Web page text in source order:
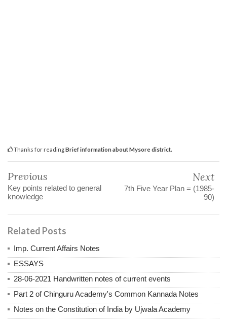
Thanks for readingBrief information about Mysore district.
Previous
Key points related to general
knowledge
Next
7th Five Year Plan = (1985-
90)
Related Posts
Imp. Current Affairs Notes
ESSAYS
28-06-2021 Handwritten notes of current events
Part 2 of Chinguru Academy's Common Kannada Notes
Notes on the Constitution of India by Ujwala Academy